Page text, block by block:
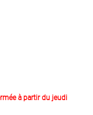
à partir du jeudi